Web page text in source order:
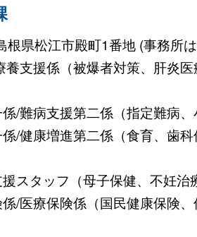
県松江市殿町1番地 (事務所
養支援係（被爆者対策、肝炎
係/難病支援第二係（指定難病
係/健康増進第二係（食育、歯
援スタッフ（母子保健、不妊
係/医療保険係（国民健康保険